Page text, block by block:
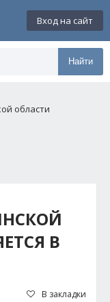
Вход на сайт
Найти
области
В
В закладки